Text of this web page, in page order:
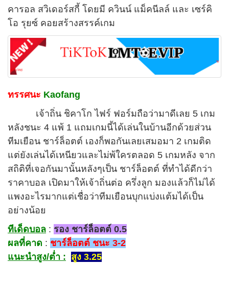
คารอล สวิเดอร์สกี้ โดยมี ควินน์ แม็คนีลล์ และ เซร์คิ
โอ รุยซ์ คอยสร้างสรรค์เกม
ทรรศนะ Kaofang
เจ้าถิ่น ชิคาโก ไฟร์ ฟอร์มถือว่ามาดีเลย 5 เกม
หลังชนะ 4 แพ้ 1 แถมเกมนี้ได้เล่นในบ้านอีกด้วยส่วน
ทีมเยือน ชาร์ล็อตต์ เองก็พอกันเลยเสมอมา 2 เกมติด
แต่ยังเล่นได้เหนียวและไม่พ้ใครตลอด 5 เกมหลัง จาก
สถิติที่เจอกันมานั้นหลังๆเป็น ชาร์ล็อตต์ ที่ทำได้ดีกว่า
ราคาบอล เปิดมาให้เจ้าถิ่นต่อ ครึ่งลูก มองแล้วก็ไม่ได้
แพงอะไรมากแต่เชื่อว่าทีมเยือนบุกแบ่งแต้มได้เป็น
อย่างน้อย
ทีเด็ดบอล : รอง ชาร์ล็อตต์ 0.5
ผลที่คาด : ชาร์ล็อตต์ ชนะ 3-2
แนะนำสูง/ต่ำ : สูง 3.25